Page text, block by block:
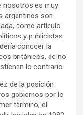
nosotros es muy
argentinos son
como artículo
y publicistas.
conocer la
británicos, de no
lo contrario.
de la posición
gobiernos por lo
término, el